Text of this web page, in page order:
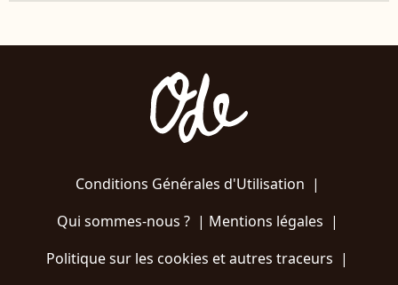
Conditions Générales d'Utilisation |
Qui sommes-nous ?| Mentions légales |
Politique sur les cookies et autres traceurs |